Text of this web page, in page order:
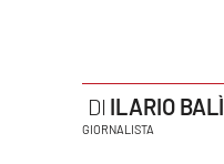
ILARIO BALÌ
GIORNALISTA